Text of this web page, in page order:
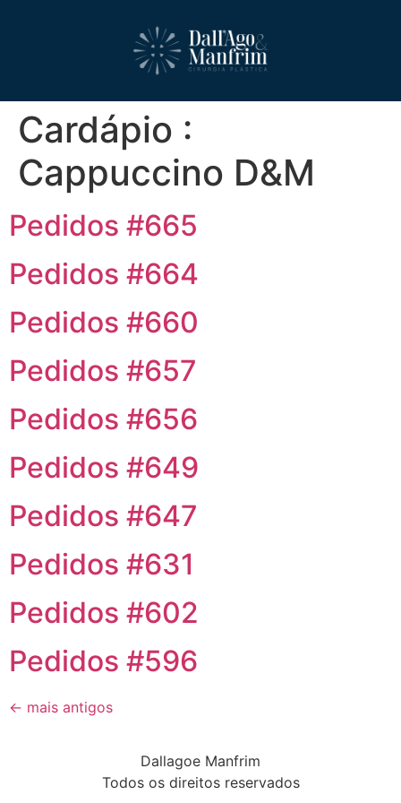
Cardápio :
Cappuccino D&M
Pedidos #665
Pedidos #664
Pedidos #660
Pedidos #657
Pedidos #656
Pedidos #649
Pedidos #647
Pedidos #631
Pedidos #602
Pedidos #596
← mais antigos
Dallagoe Manfrim
Todos os direitos reservados